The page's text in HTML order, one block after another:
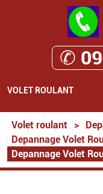
✆
VOLET ROULANT
Volet roulant >
Depannage Volet
Depannage Volet